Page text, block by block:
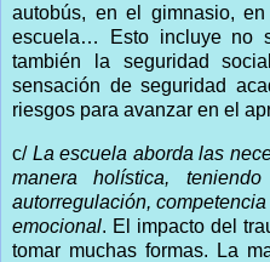
autobús, en el gimnasio,
escuela… Esto incluye no
también la seguridad
sensación de seguridad
riesgos para avanzar en el
c/ La escuela aborda las
manera holística,
autorregulación,
emocional. El impacto del
tomar muchas formas. La